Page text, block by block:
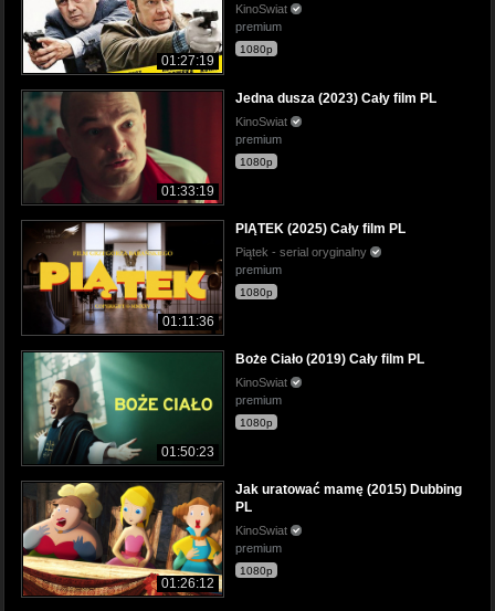
01:27:19
KinoSwiat
premium
1080p
01:33:19
Jedna dusza (2023) Cały film PL
KinoSwiat
premium
1080p
01:11:36
PIĄTEK (2025) Cały film PL
Piątek - serial oryginalny
premium
1080p
01:50:23
Boże Ciało (2019) Cały film PL
KinoSwiat
premium
1080p
01:26:12
Jak uratować mamę (2015) Dubbing
PL
KinoSwiat
premium
1080p